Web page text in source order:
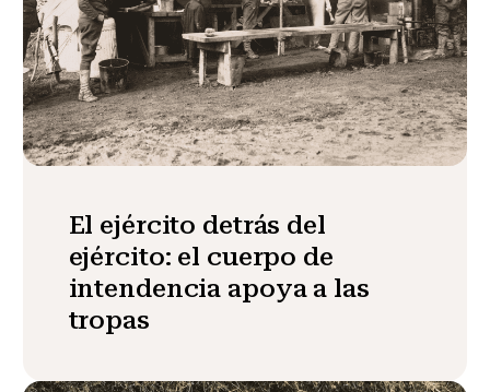
El ejército detrás del
ejército: el cuerpo de
intendencia apoya a las
tropas